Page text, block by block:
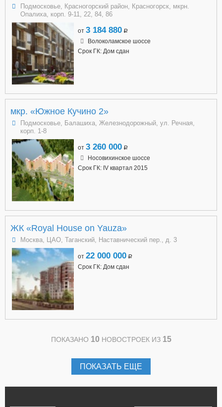
Подмосковье, Красногорский район, Красногорск, мкрн.
Опалиха, корп. 9-11, 22, 84, 86
от 3 184 880 a
Волоколамское шоссе
Срок ГК: Дом сдан
мкр. «Южное Кучино 2»
Подмосковье, Балашиха, Железнодорожный, ул. Речная,
корп. 1-8
от 3 260 000 a
Носовихинское шоссе
Срок ГК: IV квартал 2015
ЖК «Royal House on Yauza»
Москва, ЦАО, Таганский, Наставнический пер., д. 3
от 22 000 000 a
Срок ГК: Дом сдан
ПОКАЗАНО 10 НОВОСТРОЕК ИЗ 15
ПОКАЗАТЬ ЕЩЕ